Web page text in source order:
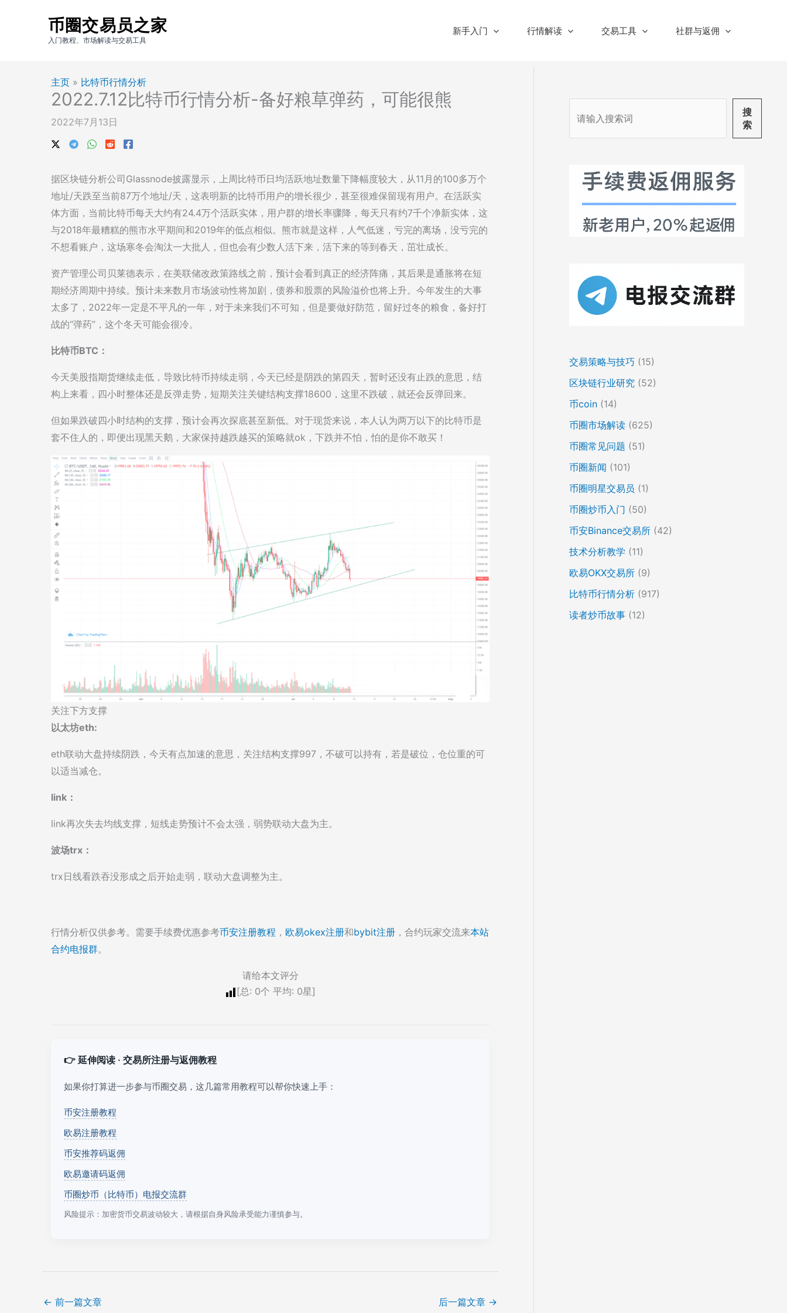
币圈交易员之家
入门教程、市场解读与交易工具
新手入门 行情解读 交易工具 社群与返佣
主页 » 比特币行情分析
2022.7.12比特币行情分析-备好粮草弹药，可能很熊
2022年7月13日
据区块链分析公司Glassnode披露显示，上周比特币日均活跃地址数量下降幅度较大，从11月的100多万个
地址/天跌至当前87万个地址/天，这表明新的比特币用户的增长很少，甚至很难保留现有用户。在活跃实
体方面，当前比特币每天大约有24.4万个活跃实体，用户群的增长率骤降，每天只有约7千个净新实体，这
与2018年最糟糕的熊市水平期间和2019年的低点相似。熊市就是这样，人气低迷，亏完的离场，没亏完的
不想看账户，这场寒冬会淘汰一大批人，但也会有少数人活下来，活下来的等到春天，茁壮成长。
资产管理公司贝莱德表示，在美联储改政策路线之前，预计会看到真正的经济阵痛，其后果是通胀将在短
期经济周期中持续。预计未来数月市场波动性将加剧，债券和股票的风险溢价也将上升。今年发生的大事
太多了，2022年一定是不平凡的一年，对于未来我们不可知，但是要做好防范，留好过冬的粮食，备好打
战的“弹药”，这个冬天可能会很冷。
比特币BTC：
今天美股指期货继续走低，导致比特币持续走弱，今天已经是阴跌的第四天，暂时还没有止跌的意思，结
构上来看，四小时整体还是反弹走势，短期关注关键结构支撑18600，这里不跌破，就还会反弹回来。
但如果跌破四小时结构的支撑，预计会再次探底甚至新低。对于现货来说，本人认为两万以下的比特币是
套不住人的，即便出现黑天鹅，大家保持越跌越买的策略就ok，下跌并不怕，怕的是你不敢买！
关注下方支撑
以太坊eth:
eth联动大盘持续阴跌，今天有点加速的意思，关注结构支撑997，不破可以持有，若是破位，仓位重的可
以适当减仓。
link：
link再次失去均线支撑，短线走势预计不会太强，弱势联动大盘为主。
波场trx：
trx日线看跌吞没形成之后开始走弱，联动大盘调整为主。
行情分析仅供参考。需要手续费优惠参考币安注册教程 ， 欧易okex注册和bybit注册 ，合约玩家交流来本站
合约电报群。
请给本文评分
[总: 0个 平均: 0星]
👉 延伸阅读 · 交易所注册与返佣教程
如果你打算进一步参与币圈交易，这几篇常用教程可以帮你快速上手：
币安注册教程
欧易注册教程
币安推荐码返佣
欧易邀请码返佣
币圈炒币（比特币）电报交流群
风险提示：加密货币交易波动较大，请根据自身风险承受能力谨慎参与。
← 前一篇文章 后一篇文章 →
搜
索
交易策略与技巧 (15)
区块链行业研究 (52)
币coin (14)
币圈市场解读 (625)
币圈常见问题 (51)
币圈新闻 (101)
币圈明星交易员 (1)
币圈炒币入门 (50)
币安Binance交易所 (42)
技术分析教学 (11)
欧易OKX交易所 (9)
比特币行情分析 (917)
读者炒币故事 (12)